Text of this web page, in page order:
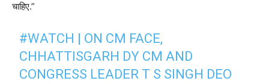
चाहिए.”
#WATCH | ON CM FACE,
CHHATTISGARH DY CM AND
CONGRESS LEADER T S SINGH DEO